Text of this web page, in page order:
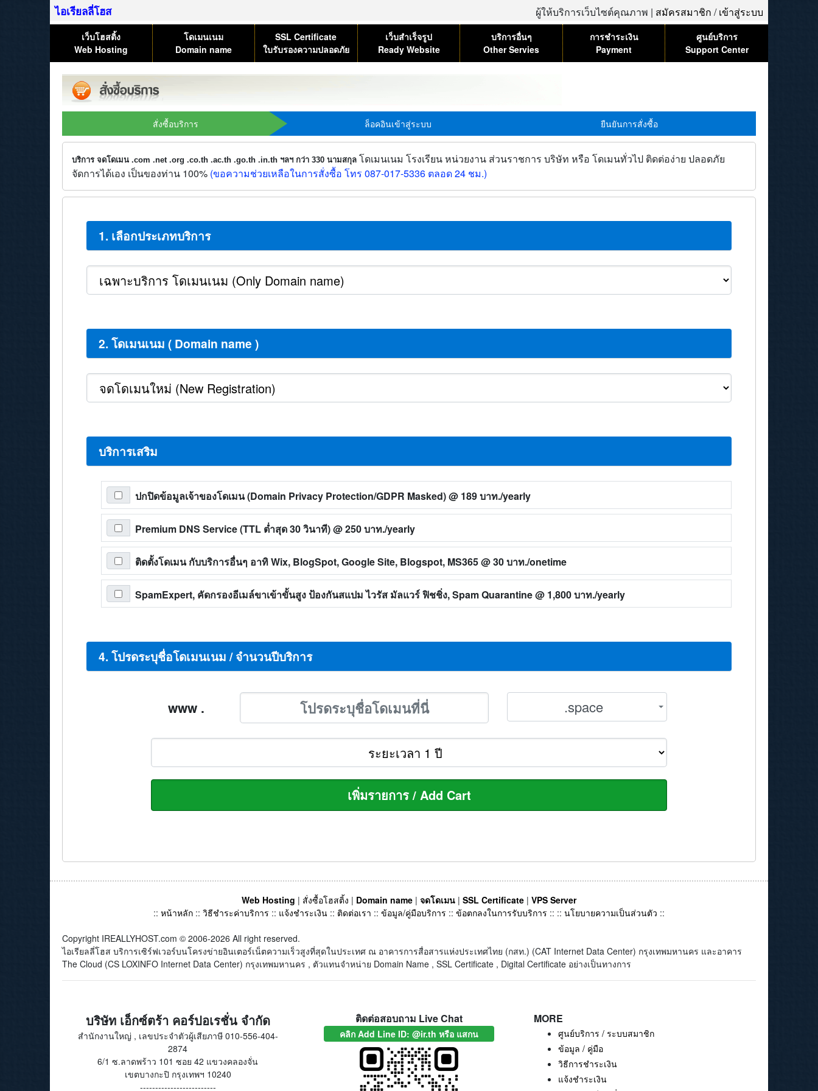
ผู้ให้บริการเว็บไซต์คุณภาพ | สมัครสมาชิก /เข้าสู่ระบบ
ไอเรียลลี่โฮส
เว็บโฮสติ้ง
Web Hosting
โดเมนเนม
Domain name
SSL Certificate
ใบรับรองความปลอดภัย
เว็บสำเร็จรูป
Ready Website
บริการอื่นๆ
Other Servies
การชำระเงิน
Payment
ศูนย์บริการ
Support Center
สั่งซื้อบริการ ล็อคอินเข้าสู่ระบบ ยืนยันการสั่งซื้อ
บริการ จดโดเมน .com .net .org .co.th .ac.th .go.th .in.th ฯลฯ กว่า 330 นามสกุล โดเมนเนม โรงเรียน หน่วยงาน ส่วนราชการ บริษัท หรือ โดเมนทั่วไป ติดต่อง่าย ปลอดภัย
จัดการได้เอง เป็นของท่าน 100% (ขอความช่วยเหลือในการสั่งซื้อ โทร 087-017-5336 ตลอด 24 ชม.)
1. เลือกประเภทบริการ
2. โดเมนเนม ( Domain name )
บริการเสริม
ปกปิดข้อมูลเจ้าของโดเมน (Domain Privacy Protection/GDPR Masked)@ 189 บาท./yearly
Premium DNS Service (TTL ต่ำสุด 30 วินาที)@ 250 บาท./yearly
ติดตั้งโดเมน กับบริการอื่นๆ อาทิ Wix, BlogSpot, Google Site, Blogspot, MS365@ 30 บาท./onetime
SpamExpert, คัดกรองอีเมล์ขาเข้าขั้นสูง ป้องกันสแปม ไวรัส มัลแวร์ ฟิชชิ่ง, Spam Quarantine@ 1,800 บาท./yearly
4. โปรดระบุชื่อโดเมนเนม / จำนวนปีบริการ
www . .space
Web Hosting | สั่งซื้อโฮสติ้ง | Domain name | จดโดเมน | SSL Certificate | VPS Server
:: หน้าหลัก :: วิธีชำระค่าบริการ :: แจ้งชำระเงิน :: ติดต่อเรา :: ข้อมูล/คู่มือบริการ :: ข้อตกลงในการรับบริการ :: :: นโยบายความเป็นส่วนตัว ::
Copyright IREALLYHOST.com © 2006-2026 All right reserved.
ไอเรียลลี่โฮส บริการเซิร์ฟเวอร์บนโครงข่ายอินเตอร์เน็ตความเร็วสูงที่สุดในประเทศ ณ อาคารการสื่อสารแห่งประเทศไทย (กสท.) (CAT Internet Data Center) กรุงเทพมหานคร และอาคาร
The Cloud (CS LOXINFO Internet Data Center) กรุงเทพมหานคร , ตัวแทนจำหน่าย Domain Name , SSL Certificate , Digital Certificate อย่างเป็นทางการ
บริษัท เอ็กซ์ตร้า คอร์ปอเรชั่น จำกัด
สำนักงานใหญ่ , เลขประจำตัวผู้เสียภาษี 010-556-404-
2874
6/1 ซ.ลาดพร้าว 101 ซอย 42 แขวงคลองจั่น
เขตบางกะปิ กรุงเทพฯ 10240
-------------------------
ติดต่อสอบถาม Live Chat
คลิก Add Line ID: @ir.th หรือ แสกน
MORE
ศูนย์บริการ / ระบบสมาชิก
ข้อมูล / คู่มือ
วิธีการชำระเงิน
แจ้งชำระเงิน